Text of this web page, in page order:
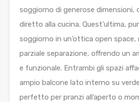
soggiorno di generose dimensioni,
diretto alla cucina. Quest’ultima,
soggiorno in un’ottica open space,
parziale separazione, offrendo un
e funzionale. Entrambi gli spazi
ampio balcone lato interno su
perfetto per pranzi all’aperto o